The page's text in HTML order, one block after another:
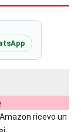
ricevo un